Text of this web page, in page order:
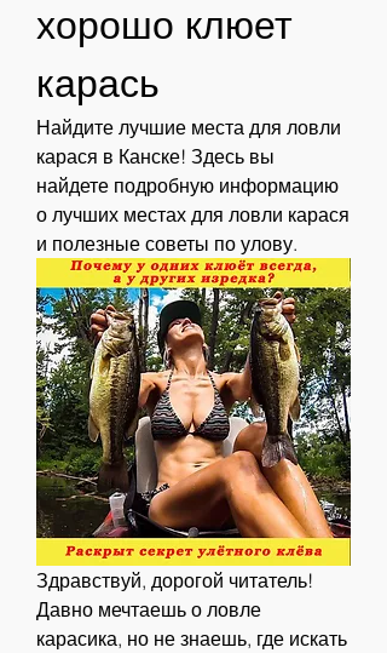
хорошо клюет
карась
Найдите лучшие места для ловли
карася в Канске! Здесь вы
найдете подробную информацию
о лучших местах для ловли карася
и полезные советы по улову.
Здравствуй, дорогой читатель!
Давно мечтаешь о ловле
карасика, но не знаешь, где искать